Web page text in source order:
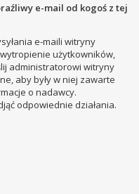
e-mail od kogoś z tej
e-maili witryny
użytkowników,
administratorowi witryny
aby były w niej zawarte
o nadawcy.
odpowiednie działania.